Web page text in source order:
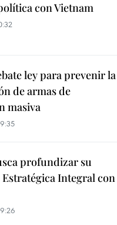
con Vietnam
ley para prevenir la
de armas de
masiva
profundizar su
Integral con